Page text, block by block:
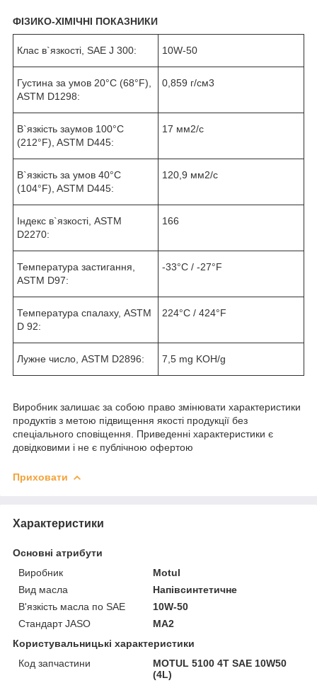
ФІЗИКО-ХІМІЧНІ ПОКАЗНИКИ
Клас в`язкості, SAE J 300: 10W-50
Густина за умов 20°C (68°F),
ASTM D1298:
0,859 г/см3
В`язкість заумов 100°C
(212°F), ASTM D445:
17 мм2/с
В`язкість за умов 40°C
(104°F), ASTM D445:
120,9 мм2/с
Індекс в`язкості, ASTM
D2270:
166
Температура застигання,
ASTM D97:
-33°C / -27°F
Температура спалаху, ASTM
D 92:
224°C / 424°F
Лужне число, ASTM D2896: 7,5 mg KOH/g
Виробник залишає за собою право змінювати характеристики
продуктів з метою підвищення якості продукції без
спеціального сповіщення. Приведенні характеристики є
довідковими і не є публічною офертою
Приховати
Характеристики
Основні атрибути
Виробник
Motul
Вид масла
Напівсинтетичне
В'язкість масла по SAE
10W-50
Стандарт JASO
MA2
Користувальницькі характеристики
Код запчастини
MOTUL 5100 4T SAE 10W50
(4L)